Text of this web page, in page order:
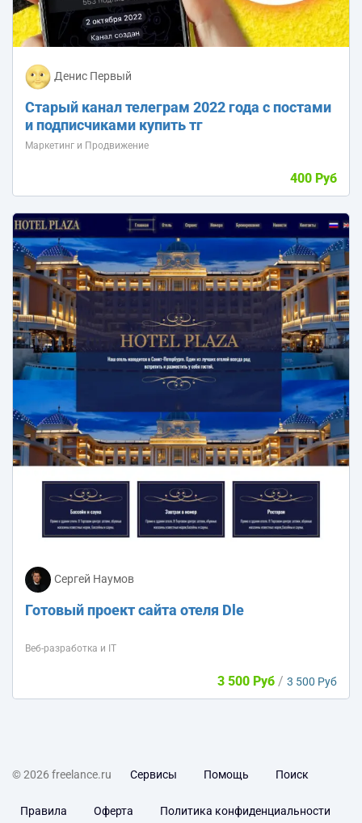
Денис Первый
Старый канал телеграм 2022 года с постами
и подписчиками купить тг
Маркетинг и Продвижение
400 Руб
Сергей Наумов
Готовый проект сайта отеля Dle
Веб-разработка и IT
3 500 Руб / 3 500 Руб
© 2026 freelance.ru Сервисы Помощь Поиск
Правила Оферта Политика конфиденциальности